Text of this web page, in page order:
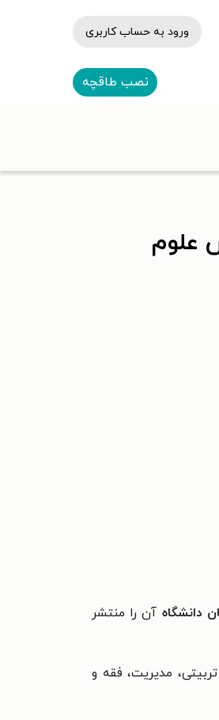
ورود به حساب کاربری
نصب طاقچه
علوم
دانشگاه آن را منتشر
مدیریت، فقه و